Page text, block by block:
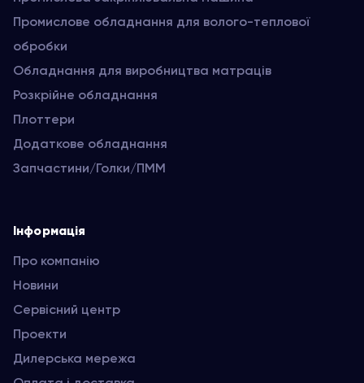
Промислове обладнання для волого-теплової
обробки
Обладнання для виробництва матраців
Розкрійне обладнання
Плоттери
Додаткове обладнання
Запчастини/Голки/ПММ
Інформація
Про компанію
Новини
Сервісний центр
Проекти
Дилерська мережа